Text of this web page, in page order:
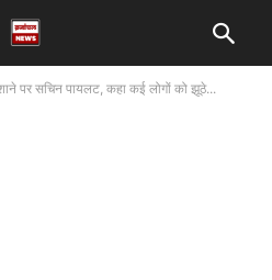
पर सचिन पायलट, कहा कई लोगों को झूठे...